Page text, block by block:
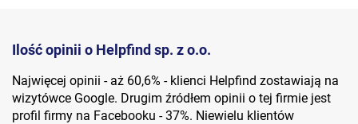
Ilość opinii o Helpfind sp. z o.o.
Najwięcej opinii - aż 60,6% - klienci Helpfind zostawiają na
wizytówce Google. Drugim źródłem opinii o tej firmie jest
profil firmy na Facebooku - 37%. Niewielu klientów